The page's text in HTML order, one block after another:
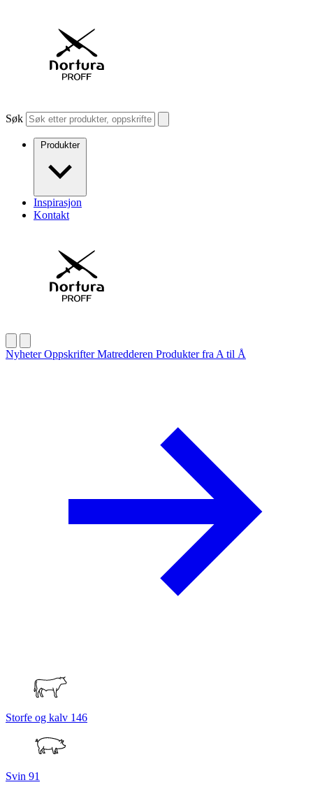
Søk
Produkter
Inspirasjon
Kontakt
NyheterOppskrifterMatredderen Produkter fra A til Å
Storfe og kalv 146
Svin 91